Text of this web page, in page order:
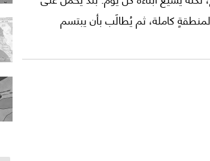
كاملة، ثم يُطالَب بأن يبتسم